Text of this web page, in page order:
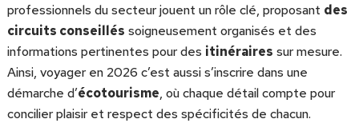
professionnels du secteur jouent un rôle clé, proposant des
circuits conseillés soigneusement organisés et des
informations pertinentes pour des itinéraires sur mesure.
Ainsi, voyager en 2026 c’est aussi s’inscrire dans une
démarche d’écotourisme, où chaque détail compte pour
concilier plaisir et respect des spécificités de chacun.